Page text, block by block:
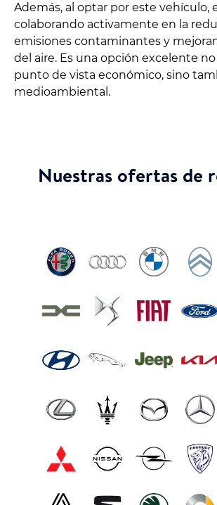
Además, al optar por este vehículo,
colaborando activamente en la
emisiones contaminantes y
del aire. Es una opción excelente no
punto de vista económico, sino
medioambiental.
Nuestras ofertas de